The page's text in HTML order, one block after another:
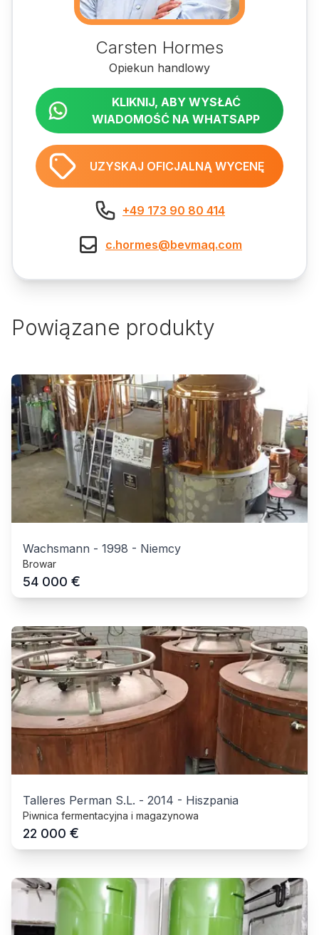
Carsten Hormes
Opiekun handlowy
KLIKNIJ, ABY WYSŁAĆ
WIADOMOŚĆ NA WHATSAPP
UZYSKAJ OFICJALNĄ WYCENĘ
+49 173 90 80 414
c.hormes@bevmaq.com
Powiązane produkty
Wachsmann - 1998 - Niemcy
Browar
54 000 €
Talleres Perman S.L. - 2014 - Hiszpania
Piwnica fermentacyjna i magazynowa
22 000 €